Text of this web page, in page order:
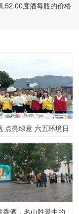
度酒每瓶的价格
点亮绿意 六五环境日
香酒，名山胜景中的